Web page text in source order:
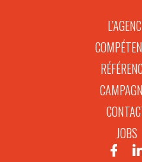
JOBS